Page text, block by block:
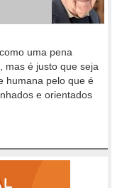
uma pena
mas é justo que seja
humana pelo que é
e orientados